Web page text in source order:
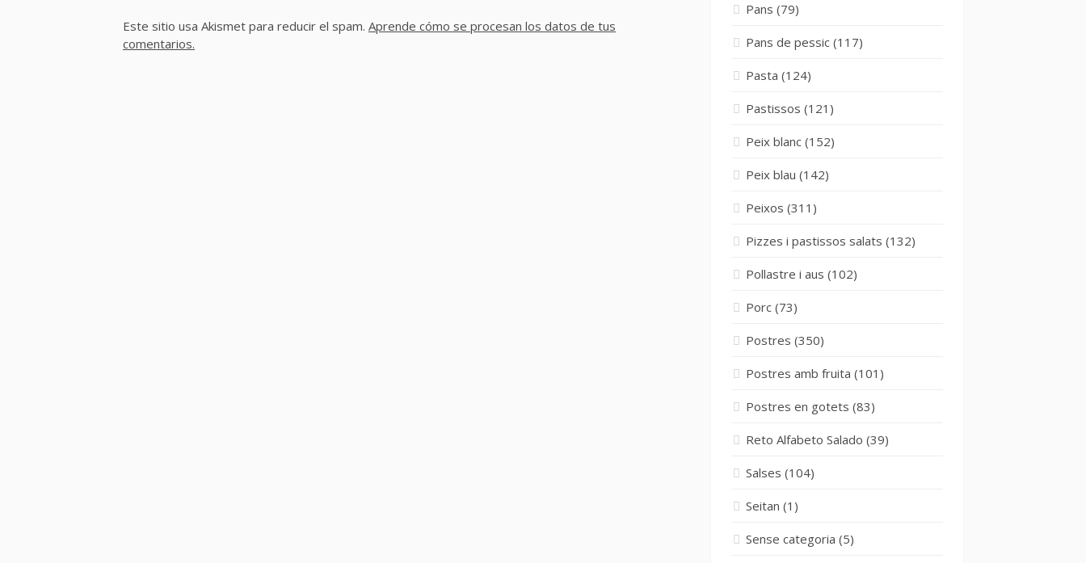
Este sitio usa Akismet para reducir el spam. Aprende cómo se procesan los datos de tus
comentarios.
Pans (79)
Pans de pessic (117)
Pasta (124)
Pastissos (121)
Peix blanc (152)
Peix blau (142)
Peixos (311)
Pizzes i pastissos salats (132)
Pollastre i aus (102)
Porc (73)
Postres (350)
Postres amb fruita (101)
Postres en gotets (83)
Reto Alfabeto Salado (39)
Salses (104)
Seitan (1)
Sense categoria (5)